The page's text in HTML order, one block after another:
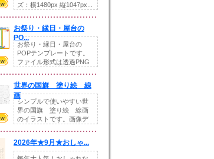
ズ：横1480px 縦1047px...
お祭り・縁日・屋台の
PO...
お祭り・縁日・屋台の
POPテンプレートです。
ファイル形式は透過PNG
世界の国旗 塗り絵 線
画
シンプルで使いやすい世
界の国旗 塗り絵 線画
のイラストです。画像デ
2026年★9月★おしゃ...